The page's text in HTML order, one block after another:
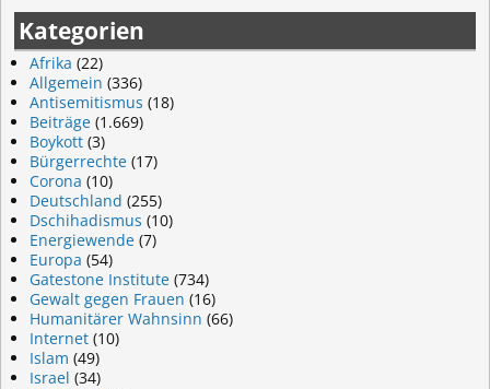
Kategorien
Afrika (22)
Allgemein (336)
Antisemitismus (18)
Beiträge (1.669)
Boykott (3)
Bürgerrechte (17)
Corona (10)
Deutschland (255)
Dschihadismus (10)
Energiewende (7)
Europa (54)
Gatestone Institute (734)
Gewalt gegen Frauen (16)
Humanitärer Wahnsinn (66)
Internet (10)
Islam (49)
Israel (34)